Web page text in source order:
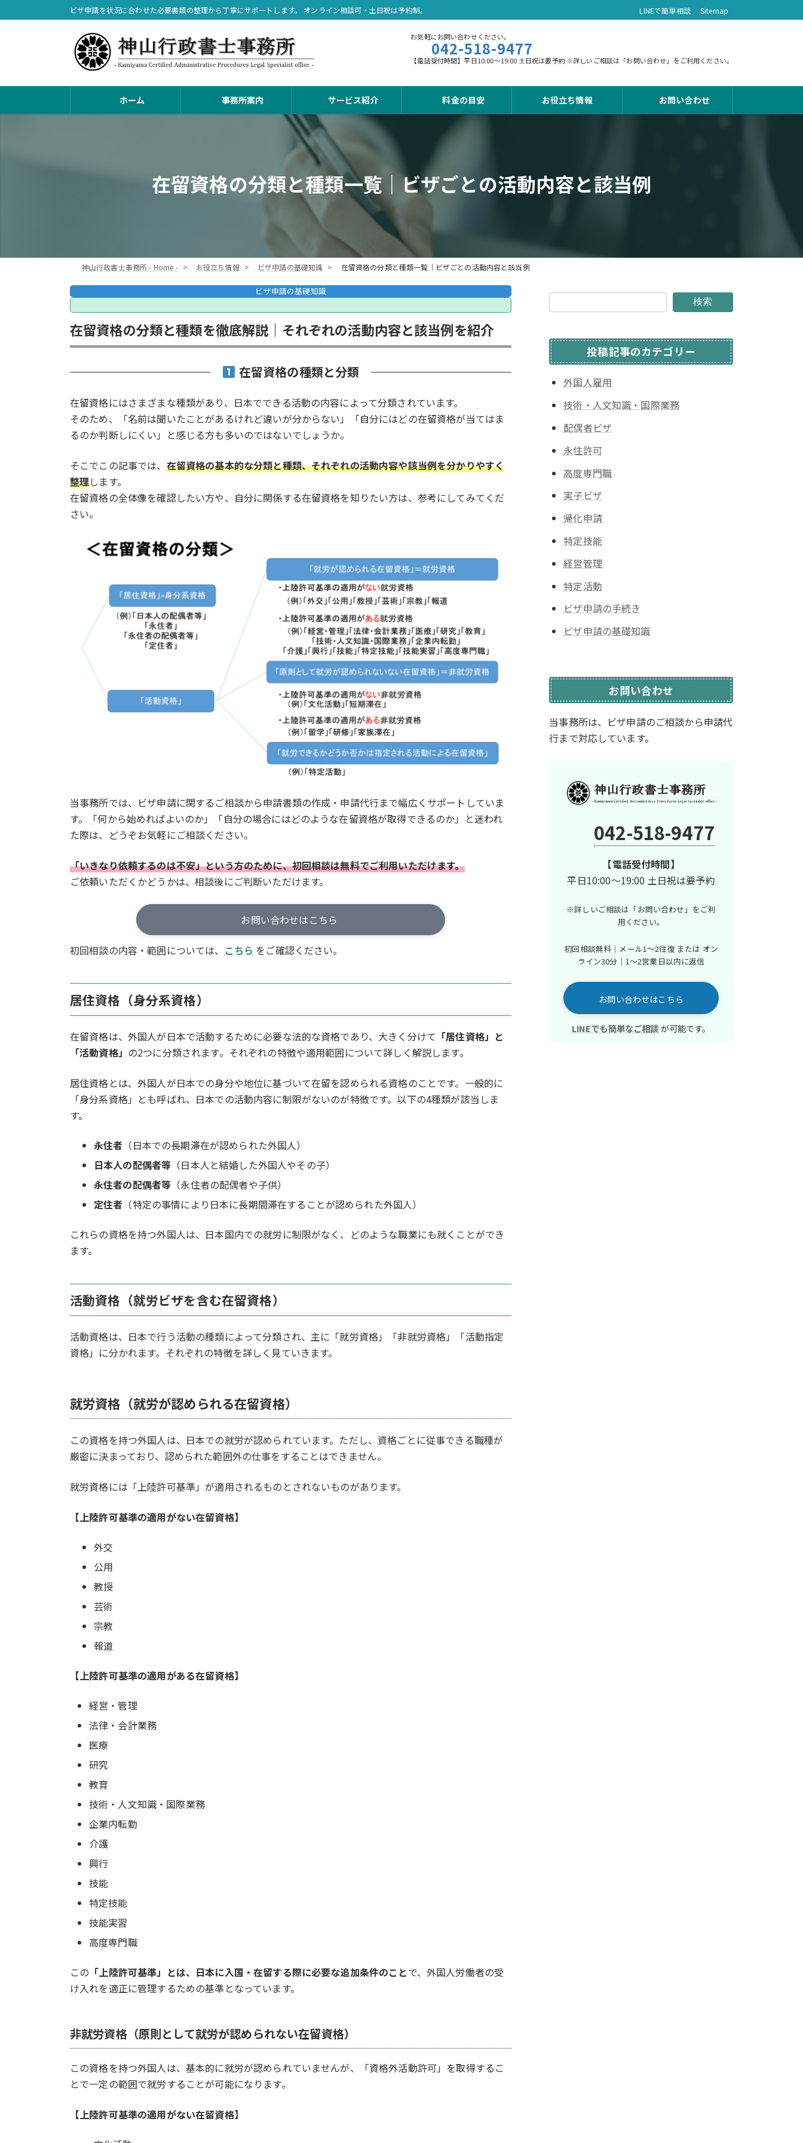
ン
キ
ビ
に
ビザ申請を状況に合わせた必要書類の整理から丁寧にサポートします。 オンライン相談可・土日祝は予約制。 LINEで簡単相談 Sitemap
お気軽にお問い合わせください。
042-518-9477
【電話受付時間】平日10:00～19:00 土日祝は要予約 ※詳しいご相談は「お問い合わせ」をご利用ください。
ホーム 事務所案内 サービス紹介 料金の目安 お役立ち情報 お問い合わせ
在留資格の分類と種類一覧｜ビザごとの活動内容と該当例
神山行政書士事務所 - Home - お役立ち情報 ビザ申請の基礎知識 在留資格の分類と種類一覧｜ビザごとの活動内容と該当例
ビザ申請の基礎知識
在留資格の分類と種類を徹底解説｜それぞれの活動内容と該当例を紹介
在留資格の種類と分類
在留資格にはさまざまな種類があり、日本でできる活動の内容によって分類されています。
そのため、「名前は聞いたことがあるけれど違いが分からない」「自分にはどの在留資格が当てはま
るのか判断しにくい」と感じる方も多いのではないでしょうか。
そこでこの記事では、 在留資格の基本的な分類と種類、それぞれの活動内容や該当例を分かりやすく
整理します。
在留資格の全体像を確認したい方や、自分に関係する在留資格を知りたい方は、参考にしてみてくだ
さい。
当事務所では、ビザ申請に関するご相談から申請書類の作成・申請代行まで幅広くサポートしていま
す。「何から始めればよいのか」「自分の場合にはどのような在留資格が取得できるのか」と迷われ
た際は、どうぞお気軽にご相談ください。
「いきなり依頼するのは不安」という方のために、初回相談は無料でご利用いただけます。
ご依頼いただくかどうかは、相談後にご判断いただけます。
お問い合わせはこちら
初回相談の内容・範囲については、 こちら をご確認ください。
居住資格（身分系資格）
在留資格は、外国人が日本で活動するために必要な法的な資格であり、大きく分けて 「居住資格」と
「活動資格」 の2つに分類されます。それぞれの特徴や適用範囲について詳しく解説します。
居住資格とは、外国人が日本での身分や地位に基づいて在留を認められる資格のことです。一般的に
「身分系資格」とも呼ばれ、日本での活動内容に制限がないのが特徴です。以下の4種類が該当しま
す。
永住者 （日本での長期滞在が認められた外国人）
日本人の配偶者等 （日本人と結婚した外国人やその子）
永住者の配偶者等 （永住者の配偶者や子供）
定住者 （特定の事情により日本に長期間滞在することが認められた外国人）
これらの資格を持つ外国人は、日本国内での就労に制限がなく、どのような職業にも就くことができ
ます。
活動資格（就労ビザを含む在留資格）
活動資格は、日本で行う活動の種類によって分類され、主に「就労資格」「非就労資格」「活動指定
資格」に分かれます。それぞれの特徴を詳しく見ていきます。
就労資格（就労が認められる在留資格）
この資格を持つ外国人は、日本での就労が認められています。ただし、資格ごとに従事できる職種が
厳密に決まっており、認められた範囲外の仕事をすることはできません。
就労資格には「上陸許可基準」が適用されるものとされないものがあります。
【上陸許可基準の適用がない在留資格】
外交
公用
教授
芸術
宗教
報道
【上陸許可基準の適用がある在留資格】
経営・管理
法律・会計業務
医療
研究
教育
技術・人文知識・国際業務
企業内転勤
介護
興行
技能
特定技能
技能実習
高度専門職
この 「上陸許可基準」とは、日本に入国・在留する際に必要な追加条件のことで、外国人労働者の受
け入れを適正に管理するための基準となっています。
非就労資格（原則として就労が認められない在留資格）
この資格を持つ外国人は、基本的に就労が認められていませんが、「資格外活動許可」を取得するこ
とで一定の範囲で就労することが可能になります。
【上陸許可基準の適用がない在留資格】
検索
投稿記事のカテゴリー
外国人雇用
技術・人文知識・国際業務
配偶者ビザ
永住許可
高度専門職
実子ビザ
帰化申請
特定技能
経営管理
特定活動
ビザ申請の手続き
ビザ申請の基礎知識
お問い合わせ
当事務所は、ビザ申請のご相談から申請代
行まで対応しています。
042-518-9477
【電話受付時間】
平日10:00～19:00 土日祝は要予約
※詳しいご相談は「お問い合わせ」を ご利
用ください。
初回相談無料｜メール1〜2往復 または オン
ライン30分｜1〜2営業日以内に返信
お問い合わせはこちら
LINEでも簡単なご相談が可能です。